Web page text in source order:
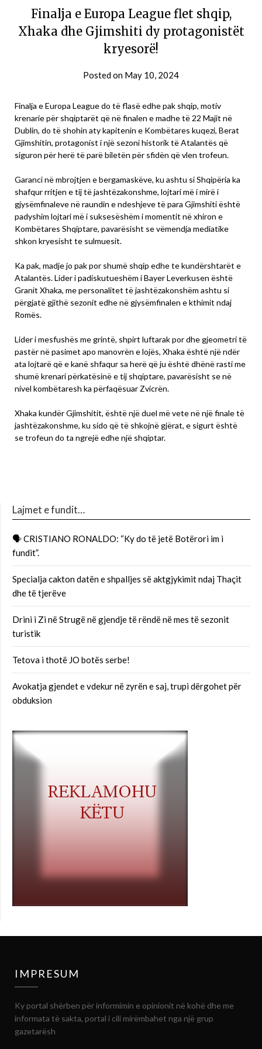
Finalja e Europa League flet shqip,
Xhaka dhe Gjimshiti dy protagonistët
kryesorë!
Posted on May 10, 2024
Finalja e Europa League do të flasë edhe pak shqip, motiv
krenarie për shqiptarët që në finalen e madhe të 22 Majit në
Dublin, do të shohin aty kapitenin e Kombëtares kuqezi, Berat
Gjimshitin, protagonist i një sezoni historik të Atalantës që
siguron për herë të parë biletën për sfidën që vlen trofeun.
Garanci në mbrojtjen e bergamaskëve, ku ashtu si Shqipëria ka
shafqur rritjen e tij të jashtëzakonshme, lojtari më i mirë i
gjysëmfinaleve në raundin e ndeshjeve të para Gjimshiti është
padyshim lojtari më i suksesëshëm i momentit në xhiron e
Kombëtares Shqiptare, pavarësisht se vëmendja mediatike
shkon kryesisht te sulmuesit.
Ka pak, madje jo pak por shumë shqip edhe te kundërshtarët e
Atalantës. Lider i padiskutueshëm i Bayer Leverkusen është
Granit Xhaka, me personalitet të jashtëzakonshëm ashtu si
përgjatë gjithë sezonit edhe në gjysëmfinalen e kthimit ndaj
Romës.
Lider i mesfushës me grintë, shpirt luftarak por dhe gjeometri të
pastër në pasimet apo manovrën e lojës, Xhaka është një ndër
ata lojtarë që e kanë shfaqur sa herë që ju është dhënë rasti me
shumë krenari përkatësinë e tij shqiptare, pavarësisht se në
nivel kombëtaresh ka përfaqësuar Zvicrën.
Xhaka kundër Gjimshitit, është një duel më vete në një finale të
jashtëzakonshme, ku sido që të shkojnë gjërat, e sigurt është
se trofeun do ta ngrejë edhe një shqiptar.
Lajmet e fundit…
🗣 CRISTIANO RONALDO: “Ky do të jetë Botërori im i
fundit”.
Specialja cakton datën e shpalljes së aktgjykimit ndaj Thaçit
dhe të tjerëve
Drini i Zi në Strugë në gjendje të rëndë në mes të sezonit
turistik
Tetova i thotë JO botës serbe!
Avokatja gjendet e vdekur në zyrën e saj, trupi dërgohet për
obduksion
IMPRESUM
Ky portal shërben për informimin e opinionit në kohë dhe me
informata të sakta, portal i cili mirëmbahet nga një grup
gazetarësh